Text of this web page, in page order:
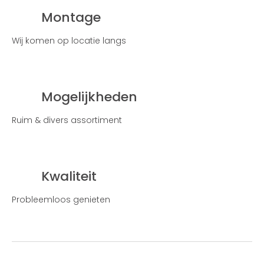
Montage
Wij komen op locatie langs
Mogelijkheden
Ruim & divers assortiment
Kwaliteit
Probleemloos genieten